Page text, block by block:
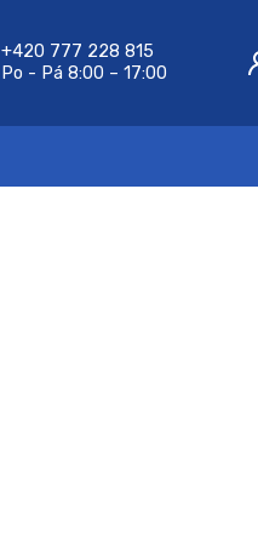
+420 777 228 815
Po - Pá 8:00 – 17:00